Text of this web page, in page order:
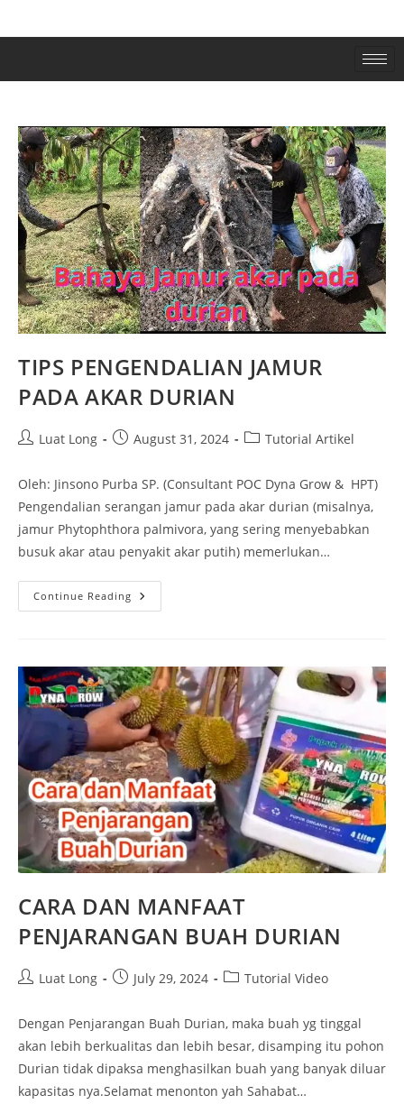
TIPS PENGENDALIAN JAMUR
PADA AKAR DURIAN
Luat Long August 31, 2024 Tutorial Artikel
Oleh: Jinsono Purba SP. (Consultant POC Dyna Grow & HPT)
Pengendalian serangan jamur pada akar durian (misalnya,
jamur Phytophthora palmivora, yang sering menyebabkan
busuk akar atau penyakit akar putih) memerlukan…
Continue Reading
CARA DAN MANFAAT
PENJARANGAN BUAH DURIAN
Luat Long July 29, 2024 Tutorial Video
Dengan Penjarangan Buah Durian, maka buah yg tinggal
akan lebih berkualitas dan lebih besar, disamping itu pohon
Durian tidak dipaksa menghasilkan buah yang banyak diluar
kapasitas nya.Selamat menonton yah Sahabat…